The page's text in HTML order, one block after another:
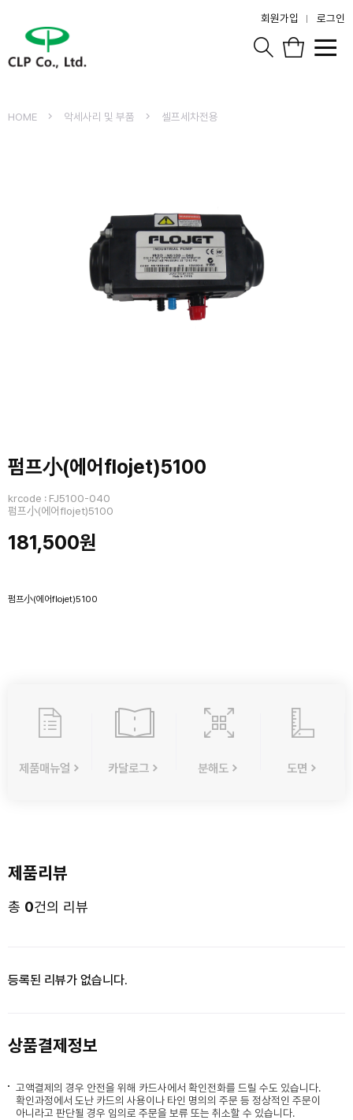
회원가입 로그인
HOME 악세사리 및 부품 셀프세차전용
펌프小(에어flojet)5100
krcode : FJ5100-040
펌프小(에어flojet)5100
181,500원
펌프小(에어flojet)5100
제품매뉴얼 카달로그 분해도 도면
제품리뷰
총 0건의 리뷰
등록된 리뷰가 없습니다.
상품결제정보
고액결제의 경우 안전을 위해 카드사에서 확인전화를 드릴 수도 있습니다.
확인과정에서 도난 카드의 사용이나 타인 명의의 주문 등 정상적인 주문이
아니라고 판단될 경우 임의로 주문을 보류 또는 취소할 수 있습니다.